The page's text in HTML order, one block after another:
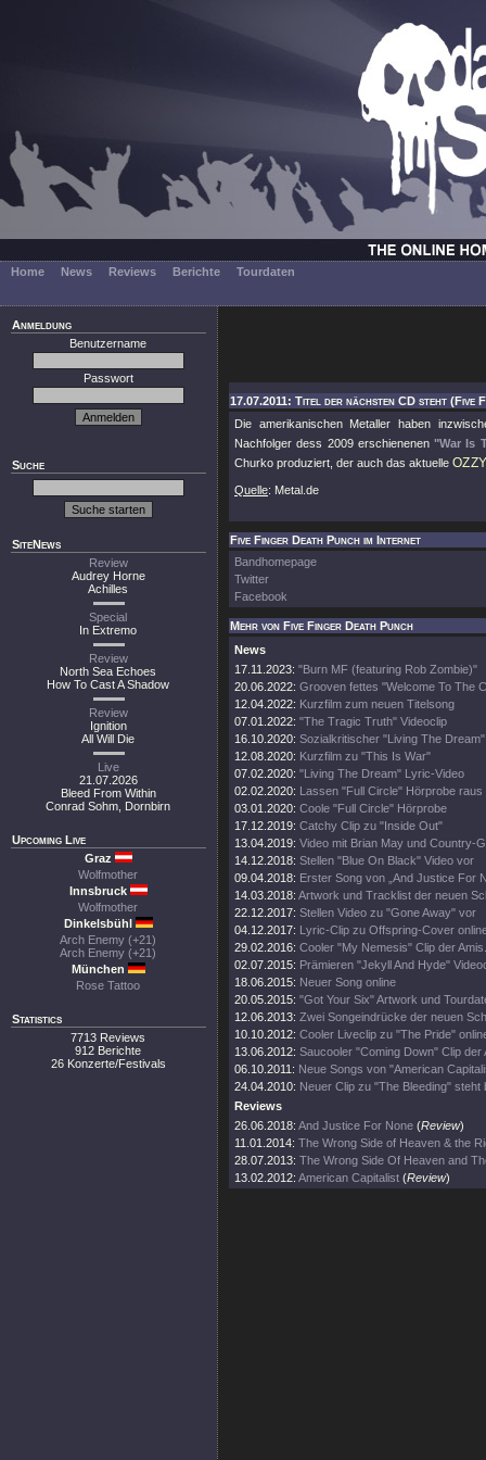
Home News Reviews Berichte Tourdaten
Anmeldung
Benutzername
Passwort
Suche
SiteNews
Review
Audrey Horne
Achilles
Special
In Extremo
Review
North Sea Echoes
How To Cast A Shadow
Review
Ignition
All Will Die
Live
21.07.2026
Bleed From Within
Conrad Sohm, Dornbirn
Upcoming Live
Graz
Wolfmother
Innsbruck
Wolfmother
Dinkelsbühl
Arch Enemy (+21)
Arch Enemy (+21)
München
Rose Tattoo
Statistics
7713 Reviews
912 Berichte
26 Konzerte/Festivals
17.07.2011: Titel der nächsten CD steht (Five
Die amerikanischen Metaller haben
Nachfolger dess 2009 erschienenen"War Is
Churko produziert, der auch das aktuelle
Quelle: Metal.de
Five Finger Death Punch im Internet
Bandhomepage
Twitter
Facebook
Mehr von Five Finger Death Punch
News
17.11.2023: "Burn MF (featuring Rob Zombie)"
20.06.2022: Grooven fettes "Welcome To The
12.04.2022: Kurzfilm zum neuen Titelsong
07.01.2022: "The Tragic Truth" Videoclip
16.10.2020: Sozialkritischer "Living The
12.08.2020: Kurzfilm zu "This Is War"
07.02.2020: "Living The Dream" Lyric-Video
02.02.2020: Lassen "Full Circle" Hörprobe raus
03.01.2020: Coole "Full Circle" Hörprobe
17.12.2019: Catchy Clip zu "Inside Out"
13.04.2019: Video mit Brian May und Country-
14.12.2018: Stellen "Blue On Black" Video vor
09.04.2018: Erster Song von „And Justice For
14.03.2018: Artwork und Tracklist der neuen
22.12.2017: Stellen Video zu "Gone Away" vor
04.12.2017: Lyric-Clip zu Offspring-Cover
29.02.2016: Cooler "My Nemesis" Clip der Amis.
02.07.2015: Prämieren "Jekyll And Hyde"
18.06.2015: Neuer Song online
20.05.2015: "Got Your Six" Artwork und
12.06.2013: Zwei Songeindrücke der neuen
10.10.2012: Cooler Liveclip zu "The Pride"
13.06.2012: Saucooler "Coming Down" Clip der
06.10.2011: Neue Songs von "American
24.04.2010: Neuer Clip zu "The Bleeding" steht
Reviews
26.06.2018: And Justice For None (Review)
11.01.2014: The Wrong Side of Heaven & the
28.07.2013: The Wrong Side Of Heaven and
13.02.2012: American Capitalist (Review)